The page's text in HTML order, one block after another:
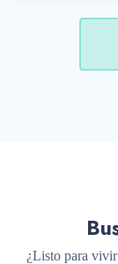
¿Listo para vivir